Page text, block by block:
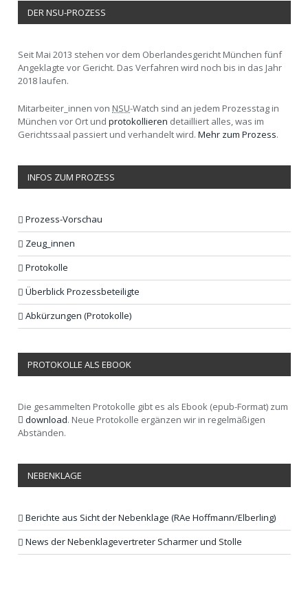
DER NSU-PROZESS
Seit Mai 2013 stehen vor dem Oberlandesgericht München fünf
Angeklagte vor Gericht. Das Verfahren wird noch bis in das Jahr
2018 laufen.
Mitarbeiter_innen von NSU-Watch sind an jedem Prozesstag in
München vor Ort und protokollieren detailliert alles, was im
Gerichtssaal passiert und verhandelt wird. Mehr zum Prozess.
INFOS ZUM PROZESS
Prozess-Vorschau
Zeug_innen
Protokolle
Überblick Prozessbeteiligte
Abkürzungen (Protokolle)
PROTOKOLLE ALS EBOOK
Die gesammelten Protokolle gibt es als Ebook (epub-Format) zum
download. Neue Protokolle ergänzen wir in regelmäßigen
Abständen.
NEBENKLAGE
Berichte aus Sicht der Nebenklage (RAe Hoffmann/Elberling)
News der Nebenklagevertreter Scharmer und Stolle